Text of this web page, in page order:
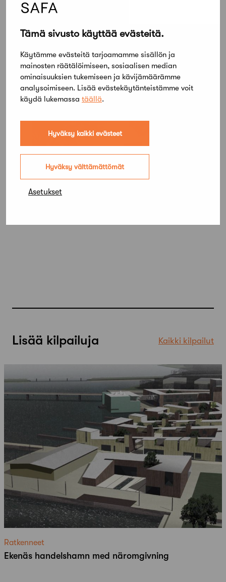
Tämä sivusto käyttää evästeitä.
Käytämme evästeitä tarjoamamme sisällön ja
mainosten räätälöimiseen, sosiaalisen median
ominaisuuksien tukemiseen ja kävijämäärämme
analysoimiseen. Lisää evästekäytänteistämme voit
käydä lukemassa täällä.
Hyväksy kaikki evästeet
Hyväksy välttämättömät
Asetukset
Kruunuvuorenrannan Borgströminmäki –
Kruunuvuorenrannan Borgströminmäki –
Arvostelupöytäkirja
Lisää kilpailuja Kaikki kilpailut
Ratkenneet
Ekenäs handelshamn med näromgivning